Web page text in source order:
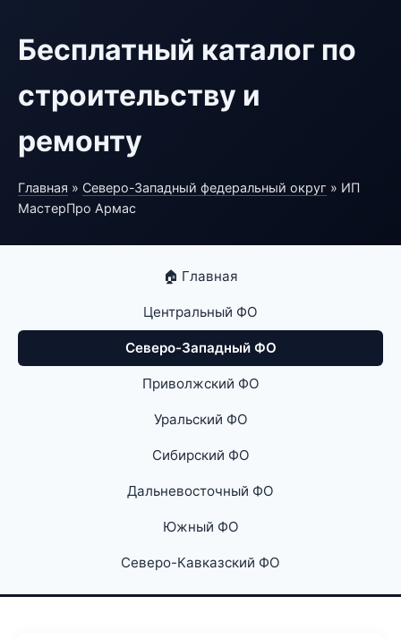
Бесплатный каталог по
строительству и
ремонту
Главная » Северо-Западный федеральный округ » ИП
МастерПро Армас
🏠 Главная
Центральный ФО
Северо-Западный ФО
Приволжский ФО
Уральский ФО
Сибирский ФО
Дальневосточный ФО
Южный ФО
Северо-Кавказский ФО